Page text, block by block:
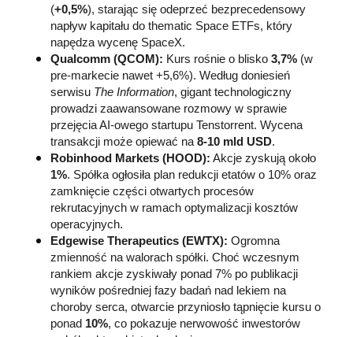
(+0,5%), starając się odeprzeć bezprecedensowy
napływ kapitału do thematic Space ETFs, który
napędza wycenę SpaceX.
Qualcomm (QCOM): Kurs rośnie o blisko 3,7% (w
pre-markecie nawet +5,6%). Według doniesień
serwisu The Information, gigant technologiczny
prowadzi zaawansowane rozmowy w sprawie
przejęcia AI-owego startupu Tenstorrent. Wycena
transakcji może opiewać na 8-10 mld USD.
Robinhood Markets (HOOD):
1%. Spółka ogłosiła plan redukcji etatów o 10% oraz
zamknięcie części otwartych procesów
rekrutacyjnych w ramach optymalizacji kosztów
operacyjnych.
Edgewise Therapeutics (EWTX): Ogromna
zmienność na walorach spółki. Choć wczesnym
rankiem akcje zyskiwały ponad 7% po publikacji
wyników pośredniej fazy badań nad lekiem na
choroby serca, otwarcie przyniosło tąpnięcie kursu o
ponad 10%, co pokazuje nerwowość inwestorów